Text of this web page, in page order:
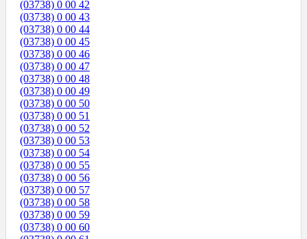
(03738) 0 00 42
(03738) 0 00 43
(03738) 0 00 44
(03738) 0 00 45
(03738) 0 00 46
(03738) 0 00 47
(03738) 0 00 48
(03738) 0 00 49
(03738) 0 00 50
(03738) 0 00 51
(03738) 0 00 52
(03738) 0 00 53
(03738) 0 00 54
(03738) 0 00 55
(03738) 0 00 56
(03738) 0 00 57
(03738) 0 00 58
(03738) 0 00 59
(03738) 0 00 60